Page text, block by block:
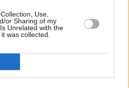
Use,
or Sharing of my
Unrelated with the
was collected.